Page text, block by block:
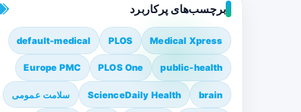
برچسب‌های پرکاربرد
Medical Xpress
PLOS
default-medical
public-health
PLOS One
Europe PMC
brain
ScienceDaily Health سلامت عمومی